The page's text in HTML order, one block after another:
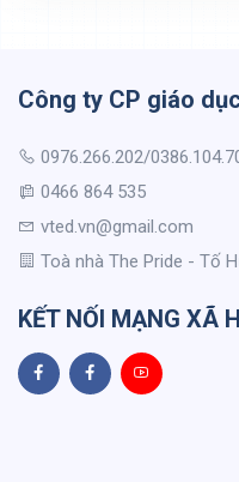
Công ty CP giáo
0976.266.202/
0466 864 535
vted.vn@gmail.com
Toà nhà The Pride - Tố
KẾT NỐI MẠNG XÃ